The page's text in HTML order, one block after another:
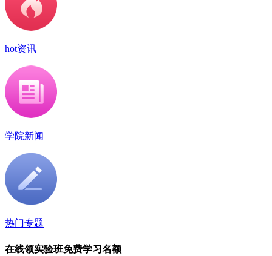
hot资讯
学院新闻
热门专题
在线领实验班免费学习名额